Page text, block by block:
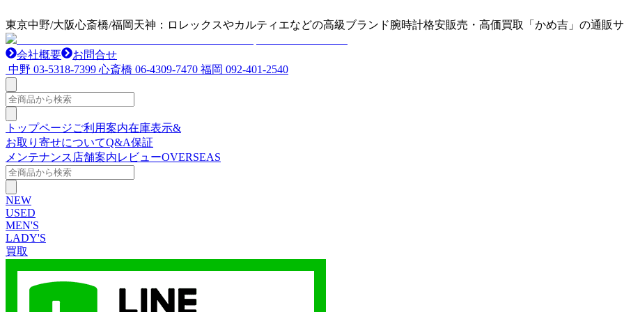
東京中野/大阪心斎橋/福岡天神：ロレックスやカルティエなどの高級ブランド腕時計格安販売・高価買取「かめ吉」の通販
会社概要
お問合せ
中野 03-5318-7399 心斎橋 06-4309-7470 福岡 092-401-2540
トップページご利用案内在庫表示&
お取り寄せについてQ&A保証
メンテナンス 店舗案内レビューOVERSEAS
NEW
USED
MEN'S
LADY'S
買取